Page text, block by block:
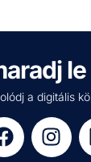
a digitális